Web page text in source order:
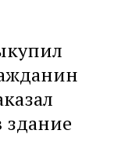
здание